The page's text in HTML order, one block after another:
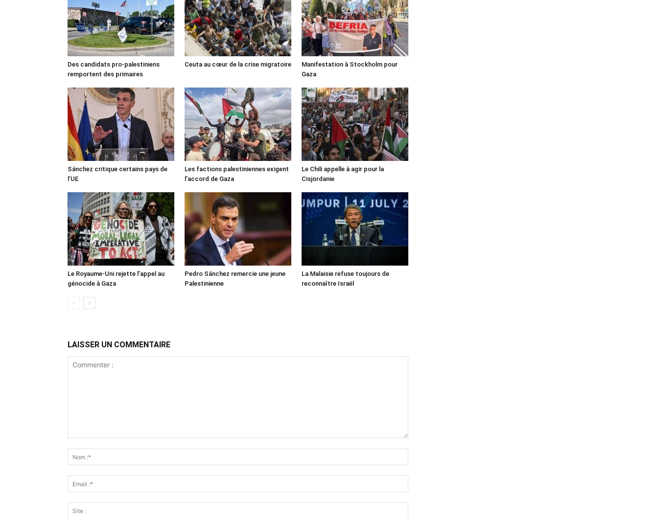
Des candidats pro-palestiniens
remportent des primaires
Ceuta au cœur de la crise migratoire
Manifestation à Stockholm pour
Gaza
Sánchez critique certains pays de
l’UE
Les factions palestiniennes exigent
l’accord de Gaza
Le Chili appelle à agir pour la
Cisjordanie
Le Royaume-Uni rejette l’appel au
génocide à Gaza
Pedro Sánchez remercie une jeune
Palestinienne
La Malaisie refuse toujours de
reconnaître Israël
LAISSER UN COMMENTAIRE